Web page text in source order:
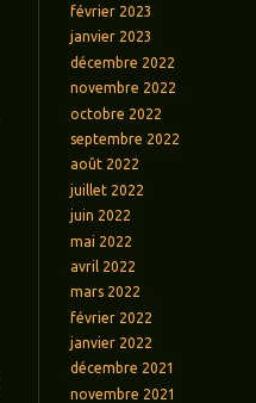
février 2023
janvier 2023
décembre 2022
novembre 2022
octobre 2022
septembre 2022
août 2022
juillet 2022
juin 2022
mai 2022
avril 2022
mars 2022
février 2022
janvier 2022
décembre 2021
novembre 2021